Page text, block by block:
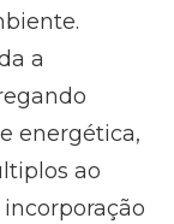
a
energética,
ao